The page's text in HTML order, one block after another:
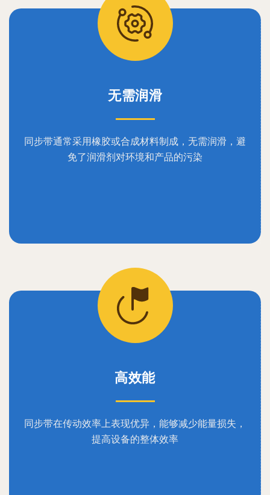
无需润滑
同步带通常采用橡胶或合成材料制成，无需润滑，避
免了润滑剂对环境和产品的污染
高效能
同步带在传动效率上表现优异，能够减少能量损失，
提高设备的整体效率